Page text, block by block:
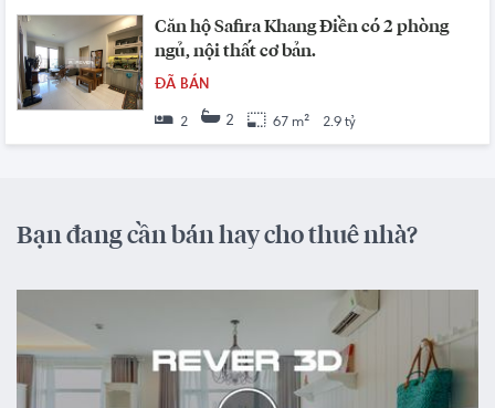
Căn hộ Safira Khang Điền có 2 phòng
ngủ, nội thất cơ bản.
ĐÃ BÁN
2 2 67 m² 2.9 tỷ
Bạn đang cần bán hay cho thuê nhà?